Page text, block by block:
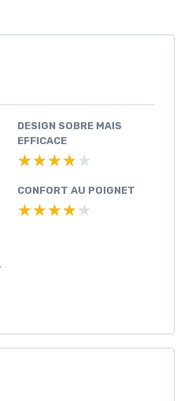
DESIGN SOBRE MAIS
EFFICACE
★★★★★
★★★★★
CONFORT AU POIGNET
★★★★★
★★★★★